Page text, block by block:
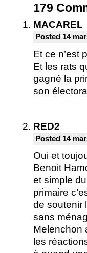
179
MACAREL
Posted 14
Et ce n’est
Et les rats
gagné la
son
RED2
Posted 14
Oui et
Benoit
et simple
primaire
de soutenir
sans
Melenchon
les